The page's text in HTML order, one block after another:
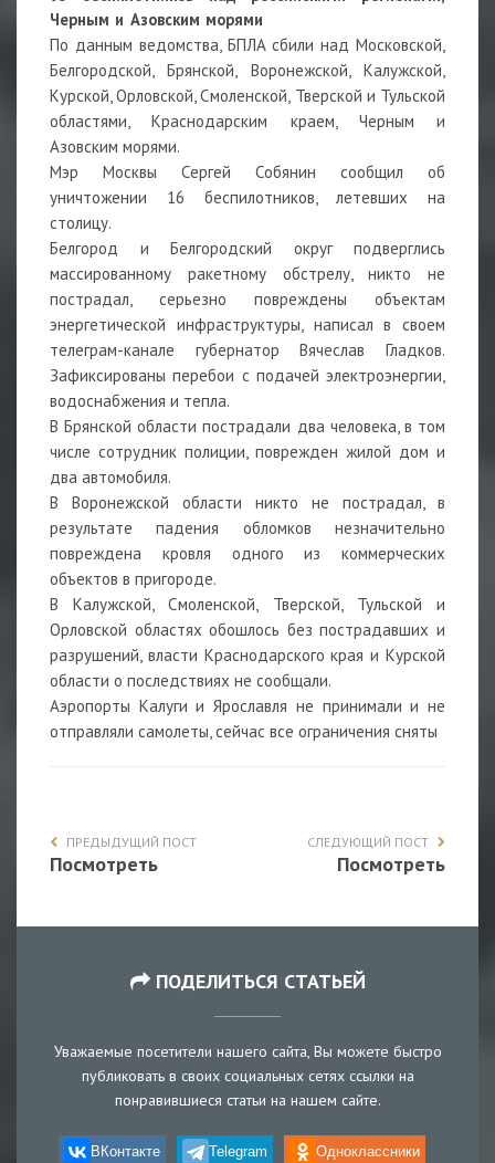
Черным и Азовским морями
По данным ведомства, БПЛА сбили над Московской,
Белгородской, Брянской, Воронежской, Калужской,
Курской, Орловской, Смоленской, Тверской и Тульской
областями, Краснодарским краем, Черным и
Азовским морями.
Мэр Москвы Сергей Собянин сообщил об
уничтожении 16 беспилотников, летевших на
столицу.
Белгород и Белгородский округ подверглись
массированному ракетному обстрелу, никто не
пострадал, серьезно повреждены объектам
энергетической инфраструктуры, написал в своем
телеграм-канале губернатор Вячеслав Гладков.
Зафиксированы перебои с подачей электроэнергии,
водоснабжения и тепла.
В Брянской области пострадали два человека, в том
числе сотрудник полиции, поврежден жилой дом и
два автомобиля.
В Воронежской области никто не пострадал, в
результате падения обломков незначительно
повреждена кровля одного из коммерческих
объектов в пригороде.
В Калужской, Смоленской, Тверской, Тульской и
Орловской областях обошлось без пострадавших и
разрушений, власти Краснодарского края и Курской
области о последствиях не сообщали.
Аэропорты Калуги и Ярославля не принимали и не
отправляли самолеты, сейчас все ограничения сняты
ПРЕДЫДУЩИЙ ПОСТ
Посмотреть
СЛЕДУЮЩИЙ ПОСТ
Посмотреть
ПОДЕЛИТЬСЯ СТАТЬЕЙ
Уважаемые посетители нашего сайта, Вы можете быстро
публиковать в своих социальных сетях ссылки на
понравившиеся статьи на нашем сайте.
ВКонтакте Telegram Одноклассники